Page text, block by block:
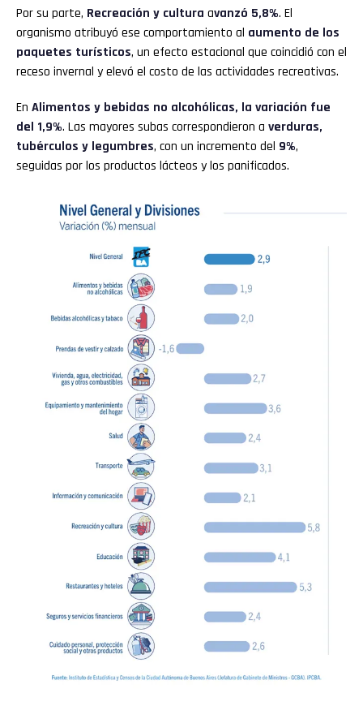
Por su parte, Recreación y cultura avanzó 5,8%. El
organismo atribuyó ese comportamiento al aumento de los
paquetes turísticos, un efecto estacional que coincidió con el
receso invernal y elevó el costo de las actividades recreativas.
En Alimentos y bebidas no alcohólicas, la variación fue
del 1,9%. Las mayores subas correspondieron a verduras,
tubérculos y legumbres, con un incremento del 9%,
seguidas por los productos lácteos y los panificados.